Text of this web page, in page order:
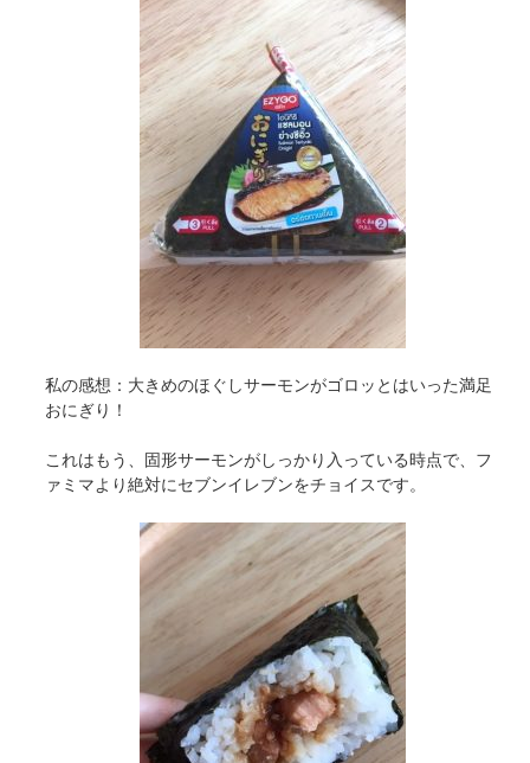
私の感想：大きめのほぐしサーモンがゴロッとはいった満足
おにぎり！
これはもう、固形サーモンがしっかり入っている時点で、フ
ァミマより絶対にセブンイレブンをチョイスです。